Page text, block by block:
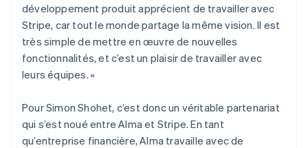
développement produit apprécient de travailler avec
Stripe, car tout le monde partage la même vision. Il est
très simple de mettre en œuvre de nouvelles
fonctionnalités, et c’est un plaisir de travailler avec
leurs équipes. »
Pour Simon Shohet, c’est donc un véritable partenariat
qui s’est noué entre Alma et Stripe. En tant
qu’entreprise financière, Alma travaille avec de